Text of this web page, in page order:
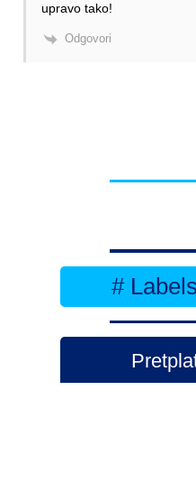
upravo tako!
Odgovori
#